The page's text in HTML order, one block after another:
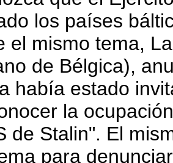
los países
el mismo tema,
de Bélgica),
había estado
la
de Stalin". El
para